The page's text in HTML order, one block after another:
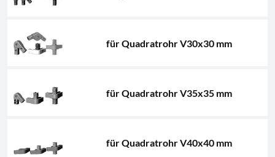
für Quadratrohr V30x30 mm
für Quadratrohr V35x35 mm
für Quadratrohr V40x40 mm